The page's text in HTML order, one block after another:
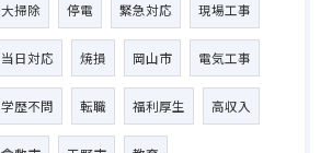
大掃除 停電 緊急対応 現場工事
当日対応 焼損 岡山市 電気工事
学歴不問 転職 福利厚生 高収入